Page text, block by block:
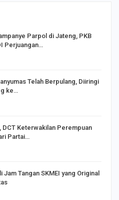
Parpol di Jateng, PKB
Perjuangan…
Telah Berpulang, Diiringi
ke…
DCT Keterwakilan Perempuan
Partai…
Tangan SKMEI yang Original